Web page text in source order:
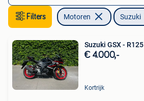
Filters Motoren Suzuki
Suzuki GSX - R125
€ 4.000,-
Kortrijk